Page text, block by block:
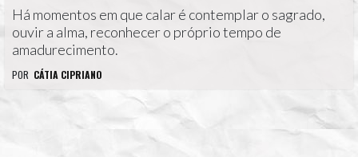
Há momentos em que calar é contemplar o sagrado,
ouvir a alma, reconhecer o próprio tempo de
amadurecimento.
POR CÁTIA CIPRIANO